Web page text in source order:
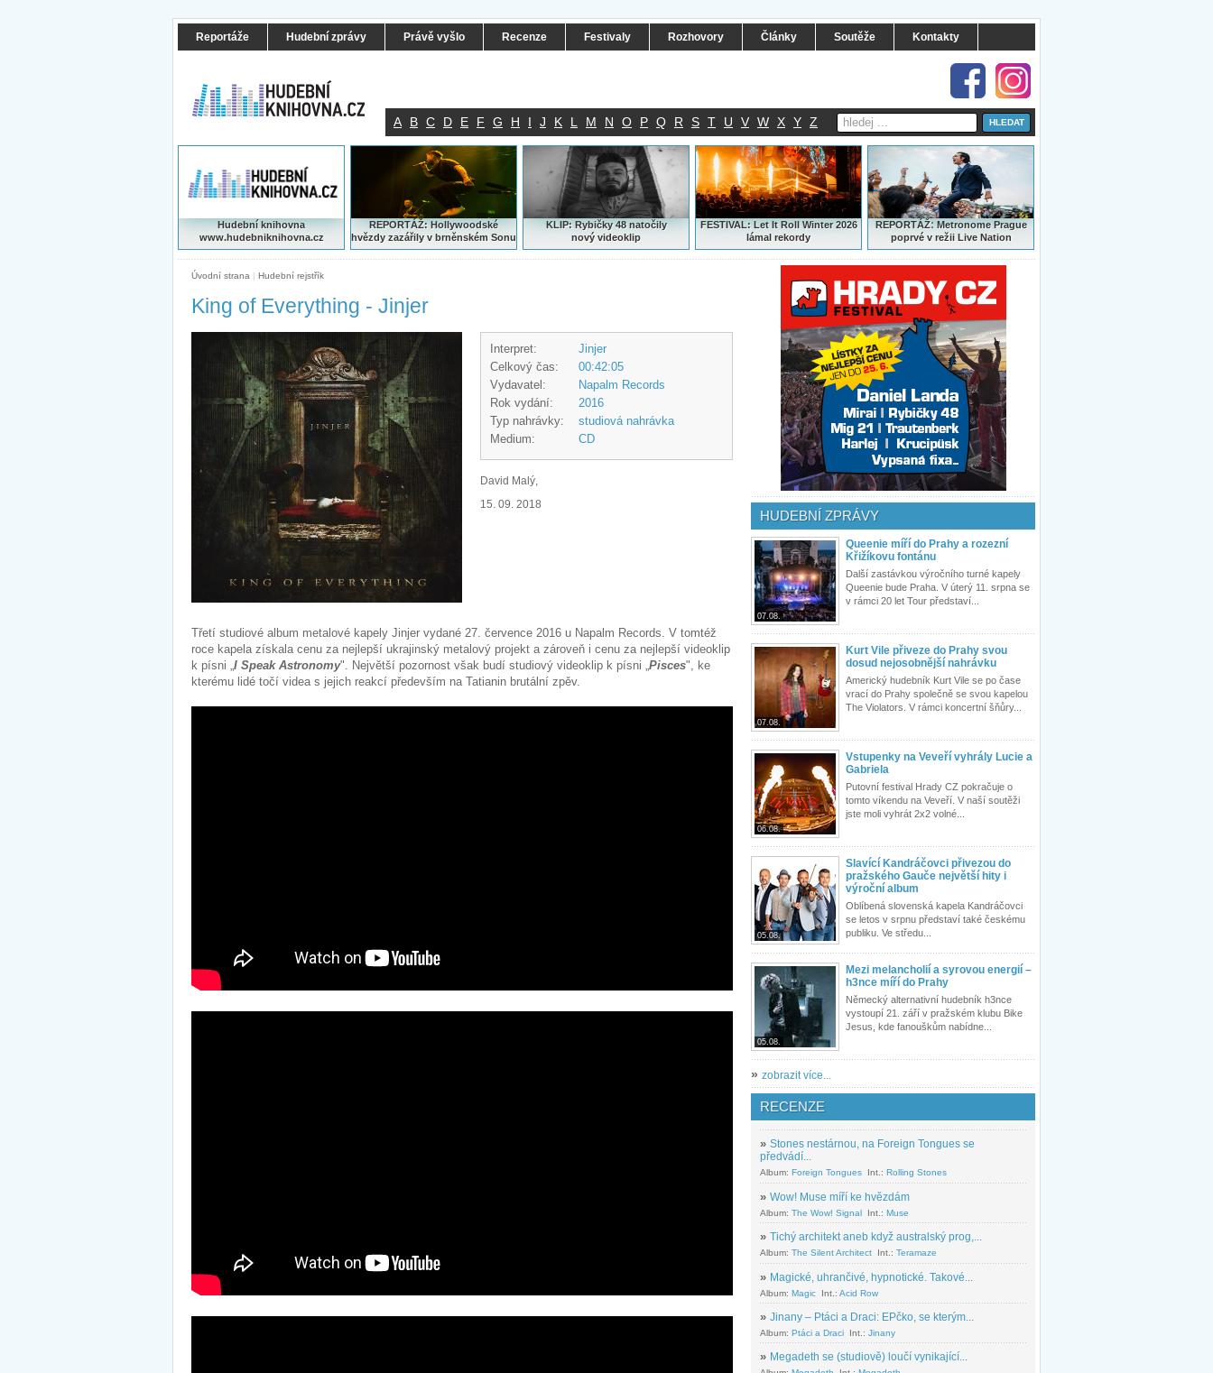
Reportáže Hudební zprávy Právě vyšlo Recenze Festivaly Rozhovory Články Soutěže Kontakty
A B C D E F G H I J K L M N O P Q R S T U V W X Y Z
Hudební knihovna
www.hudebniknihovna.cz
REPORTÁŽ: Hollywoodské
hvězdy zazářily v brněnském Sonu
KLIP: Rybičky 48 natočily
nový videoklip
FESTIVAL: Let It Roll Winter 2026
lámal rekordy
REPORTÁŽ:Metronome Prague
poprvé v režii Live Nation
Úvodní strana | Hudební rejstřík
King of Everything - Jinjer
Interpret:
Jinjer
Celkový čas:
00:42:05
Vydavatel:
Napalm Records
Rok vydání:
2016
Typ nahrávky:
studiová nahrávka
Medium:
CD
David Malý,
15. 09. 2018
Třetí studiové album metalové kapely Jinjer vydané 27. července 2016 u Napalm Records. V tomtéž
roce kapela získala cenu za nejlepší ukrajinský metalový projekt a zároveň i cenu za nejlepší videoklip
k písni „I Speak Astronomy". Největší pozornost však budí studiový videoklip k písni „Pisces", ke
kterému lidé točí videa s jejich reakcí především na Tatianin brutální zpěv.
HUDEBNÍ ZPRÁVY
07.08.
Queenie míří do Prahy a rozezní
Křižíkovu fontánu
Další zastávkou výročního turné kapely
Queenie bude Praha. V úterý 11. srpna se
v rámci 20 let Tour představí...
07.08.
Kurt Vile přiveze do Prahy svou
dosud nejosobnější nahrávku
Americký hudebník Kurt Vile se po čase
vrací do Prahy společně se svou kapelou
The Violators. V rámci koncertní šňůry...
06.08.
Vstupenky na Veveří vyhrály Lucie a
Gabriela
Putovní festival Hrady CZ pokračuje o
tomto víkendu na Veveří. V naší soutěži
jste moli vyhrát 2x2 volné...
05.08.
Slavící Kandráčovci přivezou do
pražského Gauče největší hity i
výroční album
Oblíbená slovenská kapela Kandráčovci
se letos v srpnu představí také českému
publiku. Ve středu...
05.08.
Mezi melancholií a syrovou energií –
h3nce míří do Prahy
Německý alternativní hudebník h3nce
vystoupí 21. září v pražském klubu Bike
Jesus, kde fanouškům nabídne...
» zobrazit více...
RECENZE
» Stones nestárnou, na Foreign Tongues se
předvádí...
Album: Foreign Tongues Int.: Rolling Stones
» Wow! Muse míří ke hvězdám
Album: The Wow! Signal Int.: Muse
» Tichý architekt aneb když australský prog,...
Album: The Silent Architect Int.: Teramaze
» Magické, uhrančivé, hypnotické. Takové...
Album: Magic Int.: Acid Row
» Jinany – Ptáci a Draci: EPčko, se kterým...
Album: Ptáci a Draci Int.: Jinany
» Megadeth se (studiově) loučí vynikající...